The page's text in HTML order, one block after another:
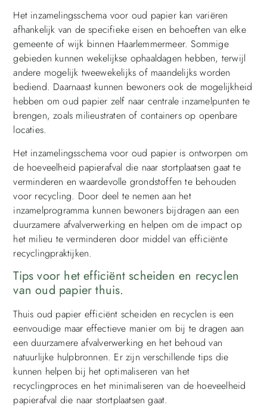
Het inzamelingsschema voor oud papier kan variëren
afhankelijk van de specifieke eisen en behoeften van elke
gemeente of wijk binnen Haarlemmermeer. Sommige
gebieden kunnen wekelijkse ophaaldagen hebben, terwijl
andere mogelijk tweewekelijks of maandelijks worden
bediend. Daarnaast kunnen bewoners ook de mogelijkheid
hebben om oud papier zelf naar centrale inzamelpunten te
brengen, zoals milieustraten of containers op openbare
locaties.
Het inzamelingsschema voor oud papier is ontworpen om
de hoeveelheid papierafval die naar stortplaatsen gaat te
verminderen en waardevolle grondstoffen te behouden
voor recycling. Door deel te nemen aan het
inzamelprogramma kunnen bewoners bijdragen aan een
duurzamere afvalverwerking en helpen om de impact op
het milieu te verminderen door middel van efficiënte
recyclingpraktijken.
Tips voor het efficiënt scheiden en recyclen
van oud papier thuis.
Thuis oud papier efficiënt scheiden en recyclen is een
eenvoudige maar effectieve manier om bij te dragen aan
een duurzamere afvalverwerking en het behoud van
natuurlijke hulpbronnen. Er zijn verschillende tips die
kunnen helpen bij het optimaliseren van het
recyclingproces en het minimaliseren van de hoeveelheid
papierafval die naar stortplaatsen gaat.